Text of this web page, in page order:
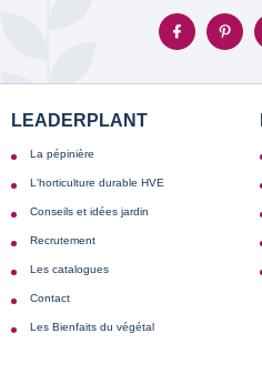
LEADERPLANT
La pépinière
L'horticulture durable HVE
Conseils et idées jardin
Recrutement
Les catalogues
Contact
Les Bienfaits du végétal